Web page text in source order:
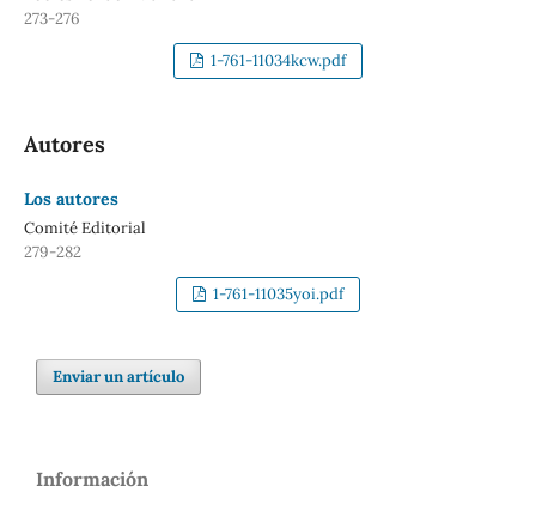
273-276
1-761-11034kcw.pdf
Autores
Los autores
Comité Editorial
279-282
1-761-11035yoi.pdf
Enviar un artículo
Información